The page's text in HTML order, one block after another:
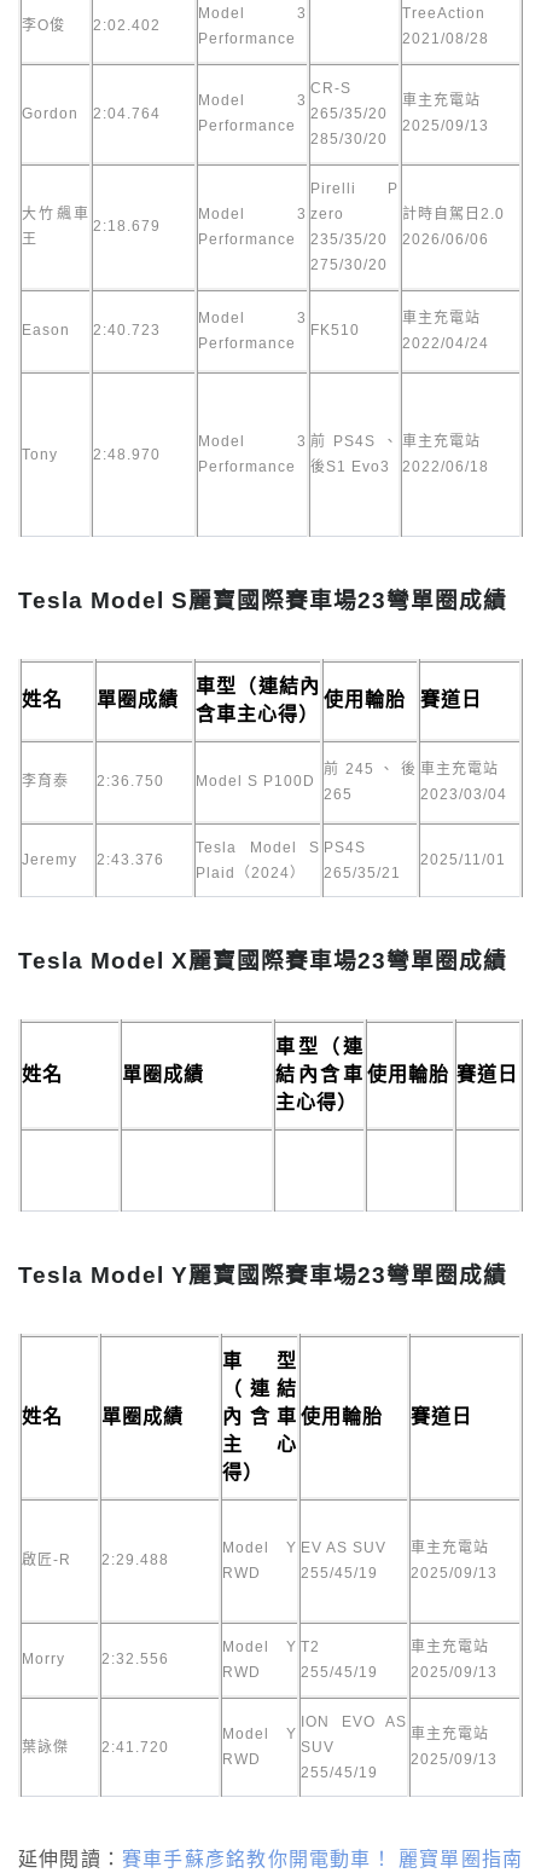
李O俊 2:02.402
Model 3
Performance
TreeAction
2021/08/28
Gordon 2:04.764
Model 3
Performance
CR-S
265/35/20
285/30/20
車主充電站
2025/09/13
大竹飆車
王
2:18.679
Model 3
Performance
Pirelli P
zero
235/35/20
275/30/20
計時自駕日2.0
2026/06/06
Eason 2:40.723
Model 3
Performance
FK510
車主充電站
2022/04/24
Tony 2:48.970
Model 3
Performance
前PS4S、
後S1 Evo3
車主充電站
2022/06/18
Tesla Model S麗寶國際賽車場23彎單圈成績
姓名 單圈成績
車型（連結內
含車主心得）
使用輪胎 賽道日
李育泰 2:36.750 Model S P100D
前245、後
265
車主充電站
2023/03/04
Jeremy 2:43.376
Tesla Model S
Plaid（2024）
PS4S
265/35/21
2025/11/01
Tesla Model X麗寶國際賽車場23彎單圈成績
姓名 單圈成績
車型（連
結內含車
主心得）
使用輪胎 賽道日
Tesla Model Y麗寶國際賽車場23彎單圈成績
姓名 單圈成績
車型
（連結
內含車
主心
得）
使用輪胎 賽道日
啟匠-R 2:29.488
Model Y
RWD
EV AS SUV
255/45/19
車主充電站
2025/09/13
Morry 2:32.556
Model Y
RWD
T2
255/45/19
車主充電站
2025/09/13
葉詠傑 2:41.720
Model Y
RWD
ION EVO AS
SUV
255/45/19
車主充電站
2025/09/13
延伸閱讀：賽車手蘇彥銘教你開電動車！ 麗寶單圈指南